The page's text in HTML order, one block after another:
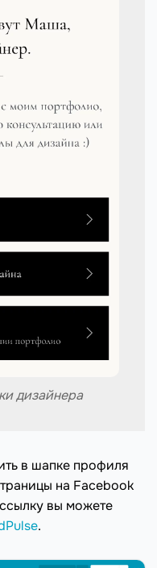
дизайнера
в шапке профиля
на Facebook
вы можете
.